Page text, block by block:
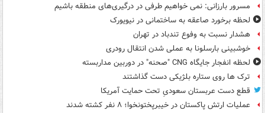
مسرور بارزانی: نمی خواهیم طرفی در درگیری‌های منطقه باشیم
لحظه برخورد صاعقه به ساختمانی در نیویورک
هشدار نسبت به وفوع تندباد در تهران
خوشبینی بارسلونا به عملی شدن انتقال رودری
لحظه انفجار جایگاه CNG "صحنه" در دوربین مداربسته
ترک ها روی ستاره بلژیکی دست گذاشتند
قطع دست عربستان سعودیِ تحت حمایت آمریکا
عملیات ارتش پاکستان در خیبرپختونخوا؛ ۸ نفر کشته شدند